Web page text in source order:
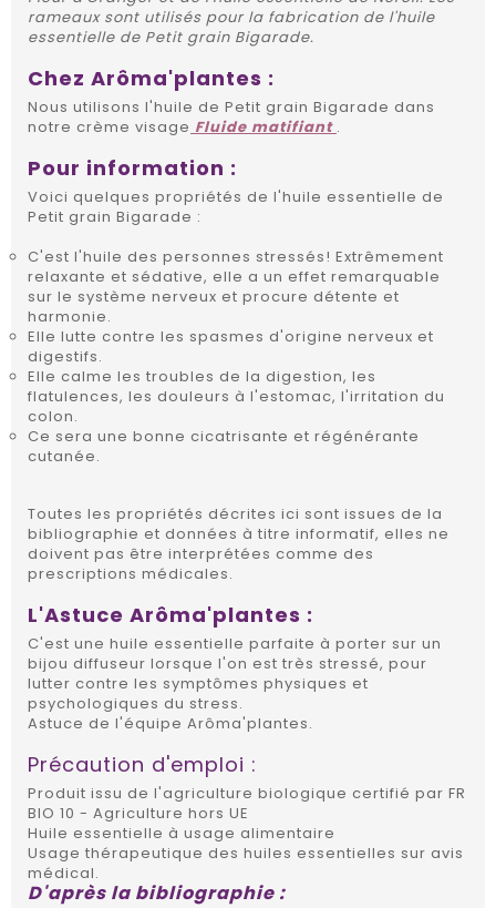
rameaux sont utilisés pour la fabrication de l'huile
essentielle de Petit grain Bigarade.
Chez Arôma'plantes :
Nous utilisons l'huile de Petit grain Bigarade dans
notre crème visage Fluide matifiant .
Pour information :
Voici quelques propriétés de l'huile essentielle de
Petit grain Bigarade :
C'est l'huile des personnes stressés! Extrêmement
relaxante et sédative, elle a un effet remarquable
sur le système nerveux et procure détente et
harmonie.
Elle lutte contre les spasmes d'origine nerveux et
digestifs.
Elle calme les troubles de la digestion, les
flatulences, les douleurs à l'estomac, l'irritation du
colon.
Ce sera une bonne cicatrisante et régénérante
cutanée.
Toutes les propriétés décrites ici sont issues de la
bibliographie et données à titre informatif, elles ne
doivent pas être interprétées comme des
prescriptions médicales.
L'Astuce Arôma'plantes :
C'est une huile essentielle parfaite à porter sur un
bijou diffuseur lorsque l'on est très stressé, pour
lutter contre les symptômes physiques et
psychologiques du stress.
Astuce de l'équipe Arôma'plantes.
Précaution d'emploi :
Produit issu de l'agriculture biologique certifié par FR
BIO 10 - Agriculture hors UE
Huile essentielle à usage alimentaire
Usage thérapeutique des huiles essentielles sur avis
médical.
D'après la bibliographie :